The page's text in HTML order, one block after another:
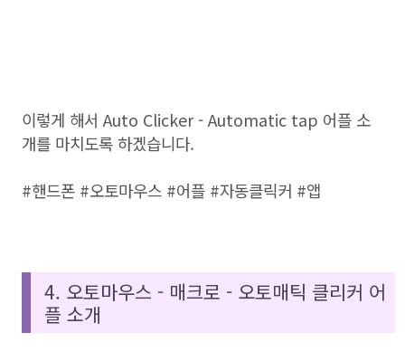
이렇게 해서 Auto Clicker - Automatic tap 어플 소
개를 마치도록 하겠습니다.
#핸드폰 #오토마우스 #어플 #자동클릭커 #앱
4. 오토마우스 - 매크로 - 오토매틱 클리커 어
플 소개